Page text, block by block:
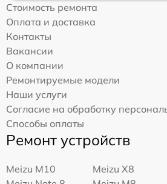
Стоимость ремонта
Оплата и доставка
Контакты
Вакансии
О компании
Ремонтируемые модели
Наши услуги
Согласие на обработку
Способы оплаты
Ремонт устройств
Meizu M10
Meizu X8